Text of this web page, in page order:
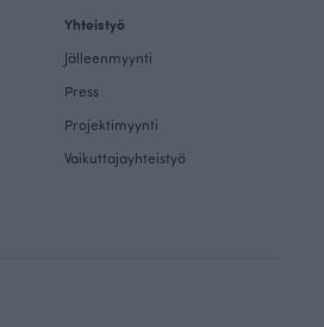
Yhteistyö
Jälleenmyynti
Press
Projektimyynti
Vaikuttajayhteistyö